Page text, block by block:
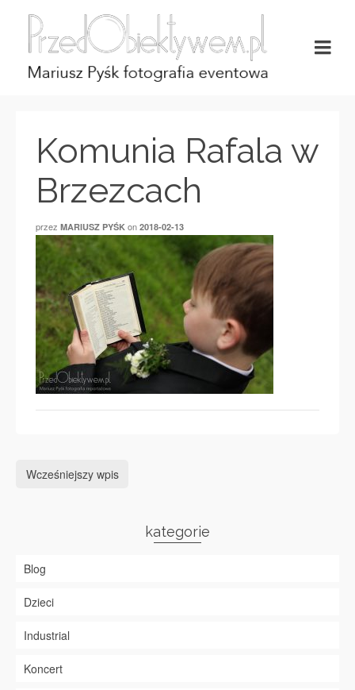
Komunia Rafala w
Brzezcach
przez MARIUSZ PYŚK on 2018-02-13
Wcześniejszy wpis
kategorie
Blog
Dzieci
Industrial
Koncert